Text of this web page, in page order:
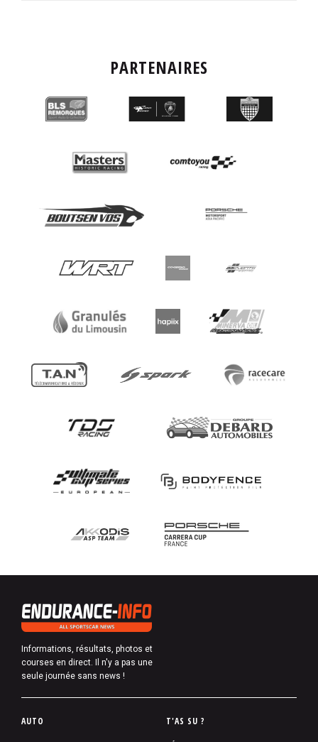
PARTENAIRES
Informations, résultats, photos et
courses en direct. Il n'y a pas une
seule journée sans news !
P
AUTO
T'AS SU ?